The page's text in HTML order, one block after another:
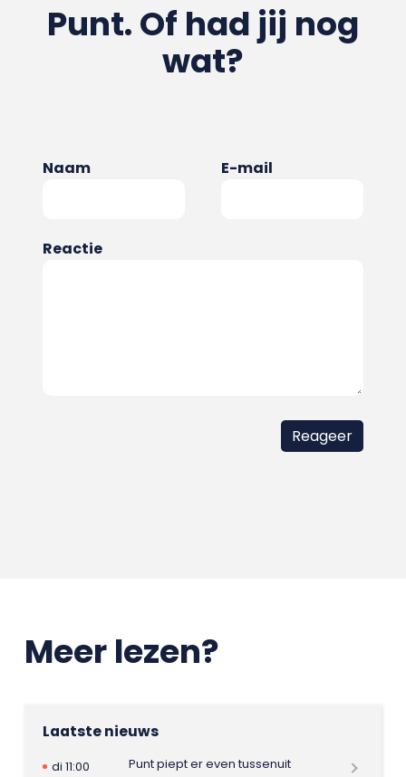
Punt. Of had jij nog
wat?
Naam E-mail
Reactie
Meer lezen?
Laatste nieuws
di 11:00
Punt piept er even tussenuit